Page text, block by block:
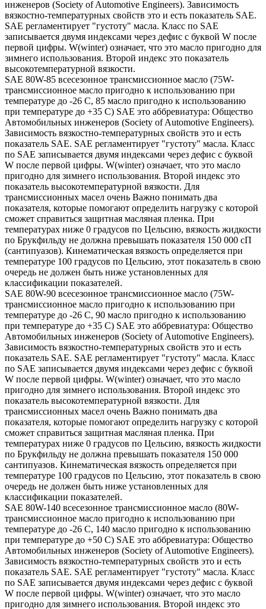
инженеров (Society of Automotive Engineers). Зависимость
вязкостно-температурных свойств это и есть показатель SAE.
SAE регламентирует "густоту" масла. Класс по SAE
записывается двумя индексами через дефис с буквой W после
первой цифры. W(winter) означает, что это масло пригодно для
зимнего использования. Второй индекс это показатель
высокотемпературной вязкости.
SAE 80W-85 всесезонное трансмиссионное масло (75W-
трансмиссионное масло пригодно к использованию при
температуре до -26 С, 85 масло пригодно к использованию
при температуре до +35 С) SAE это аббревиатура: Общество
Автомобильных инженеров (Society of Automotive Engineers).
Зависимость вязкостно-температурных свойств это и есть
показатель SAE. SAE регламентирует "густоту" масла. Класс
по SAE записывается двумя индексами через дефис с буквой
W после первой цифры. W(winter) означает, что это масло
пригодно для зимнего использования. Второй индекс это
показатель высокотемпературной вязкости. Для
трансмиссионных масел очень Важно понимать два
показателя, которые помогают определить нагрузку с которой
сможет справиться защитная масляная пленка. При
температурах ниже 0 градусов по Цельсию, вязкость жидкости
по Брукфильду не должна превышать показателя 150 000 сП
(сантипуазов). Кинематическая вязкость определяется при
температуре 100 градусов по Цельсию, этот показатель в свою
очередь не должен быть ниже установленных для
классификации показателей.
SAE 80W-90 всесезонное трансмиссионное масло (75W-
трансмиссионное масло пригодно к использованию при
температуре до -26 С, 90 масло пригодно к использованию
при температуре до +35 С) SAE это аббревиатура: Общество
Автомобильных инженеров (Society of Automotive Engineers).
Зависимость вязкостно-температурных свойств это и есть
показатель SAE. SAE регламентирует "густоту" масла. Класс
по SAE записывается двумя индексами через дефис с буквой
W после первой цифры. W(winter) означает, что это масло
пригодно для зимнего использования. Второй индекс это
показатель высокотемпературной вязкости. Для
трансмиссионных масел очень Важно понимать два
показателя, которые помогают определить нагрузку с которой
сможет справиться защитная масляная пленка. При
температурах ниже 0 градусов по Цельсию, вязкость жидкости
по Брукфильду не должна превышать показателя 150 000
сантипуазов. Кинематическая вязкость определяется при
температуре 100 градусов по Цельсию, этот показатель в свою
очередь не должен быть ниже установленных для
классификации показателей.
SAE 80W-140 всесезонное трансмиссионное масло (80W-
трансмиссионное масло пригодно к использованию при
температуре до -26 С, 140 масло пригодно к использованию
при температуре до +50 С) SAE это аббревиатура: Общество
Автомобильных инженеров (Society of Automotive Engineers).
Зависимость вязкостно-температурных свойств это и есть
показатель SAE. SAE регламентирует "густоту" масла. Класс
по SAE записывается двумя индексами через дефис с буквой
W после первой цифры. W(winter) означает, что это масло
пригодно для зимнего использования. Второй индекс это